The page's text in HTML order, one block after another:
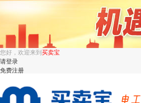
您好，欢迎来到 买卖宝
请登录
免费注册